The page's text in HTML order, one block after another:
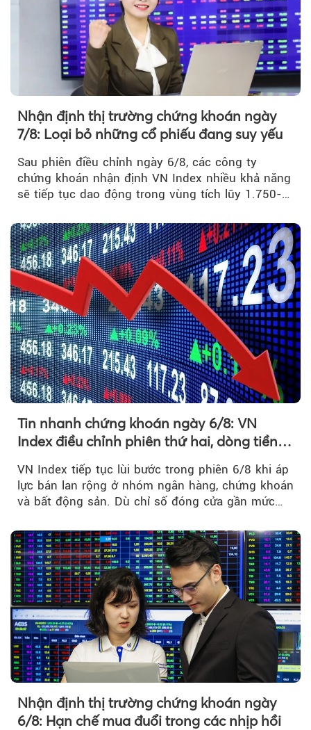
Nhận định thị trường chứng khoán ngày
7/8: Loại bỏ những cổ phiếu đang suy yếu
Sau phiên điều chỉnh ngày 6/8, các công ty
chứng khoán nhận định VN Index nhiều khả năng
sẽ tiếp tục dao động trong vùng tích lũy 1.750-
Tin nhanh chứng khoán ngày 6/8: VN
Index điều chỉnh phiên thứ hai, dòng tiền
VN Index tiếp tục lùi bước trong phiên 6/8 khi áp
lực bán lan rộng ở nhóm ngân hàng, chứng khoán
và bất động sản. Dù chỉ số đóng cửa gần mức
Nhận định thị trường chứng khoán ngày
6/8: Hạn chế mua đuổi trong các nhịp hồi